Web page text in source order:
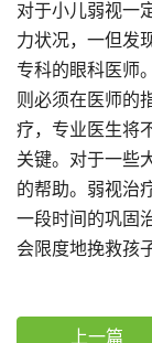
对于小儿弱视一
力状况，一但发
专科的眼科医师
则必须在医师的
疗，专业医生将
关键。对于一些
的帮助。弱视治
一段时间的巩固
会限度地挽救孩
上一篇